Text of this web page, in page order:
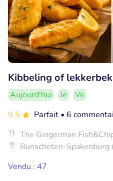
Kibbeling of
Aujourd'hui Je
Ve
9.5
Parfait • 6
The Gingerman
Bunschoten-Spakenburg
Vendu : 47